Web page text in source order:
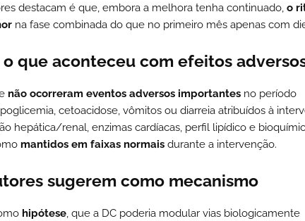
destacam é que, embora a melhora tenha continuado, o
na fase combinada do que no primeiro mês apenas com
o que aconteceu com efeitos
não ocorreram eventos adversos importantes no período
cetoacidose, vômitos ou diarreia atribuídos à
hepática/renal, enzimas cardíacas, perfil lipídico e
mantidos em faixas normais durante a intervenção.
sugerem como mecanismo
hipótese, que a DC poderia modular vias biologicamente